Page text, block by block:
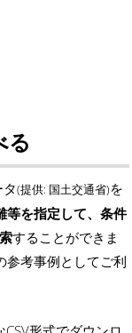
る
(提供: 国土交通省)を
等を指定して、条件
することができま
参考事例としてご利